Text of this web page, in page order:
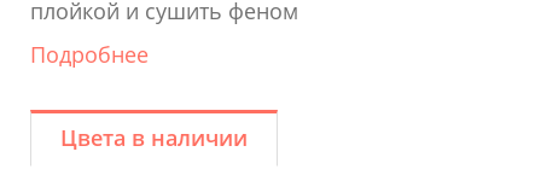
плойкой и сушить феном
Подробнее
Цвета в наличии